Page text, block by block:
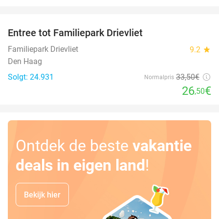
Entree tot Familiepark Drievliet
Familiepark Drievliet 9.2 star
Den Haag
Solgt: 24.931
Normalpris 33,50€
26,50€
Ontdek de beste vakantie
deals in eigen land!
Bekijk hier